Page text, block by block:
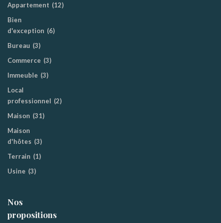
Appartement (12)
Bien
d'exception (6)
Bureau (3)
Commerce (3)
Immeuble (3)
Local
professionnel (2)
Maison (31)
Maison
d'hôtes (3)
Terrain (1)
Usine (3)
Nos
propositions